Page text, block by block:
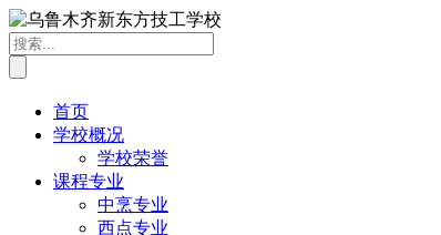
首页
学校概况
学校荣誉
课程专业
中烹专业
西点专业